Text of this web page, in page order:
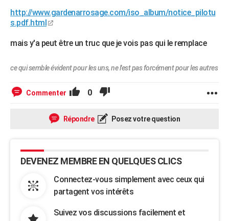
http://www.gardenarrosage.com/iso_album/notice_pilotu
s.pdf.html
mais y'a peut être un truc que je vois pas qui le remplace
ce qui semble évident pour les uns, ne l'est pas forcément pour les autres
Commenter 0
Répondre Posez votre question
DEVENEZ MEMBRE EN QUELQUES CLICS
Connectez-vous simplement avec ceux qui
partagent vos intérêts
Suivez vos discussions facilement et